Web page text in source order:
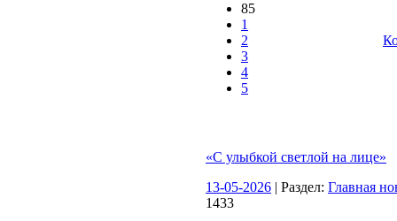
85
1
2
3
4
5
«С улыбкой светлой на лице»
13-05-2026 | Раздел: Главная
1433